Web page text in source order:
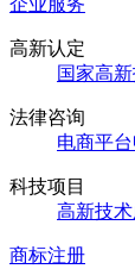
企业服务
高新认定
国家高
法律咨询
电商平
科技项目
高新技
商标注册